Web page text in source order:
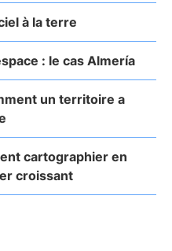
à la terre
: le cas Almería
un territoire a
cartographier en
croissant